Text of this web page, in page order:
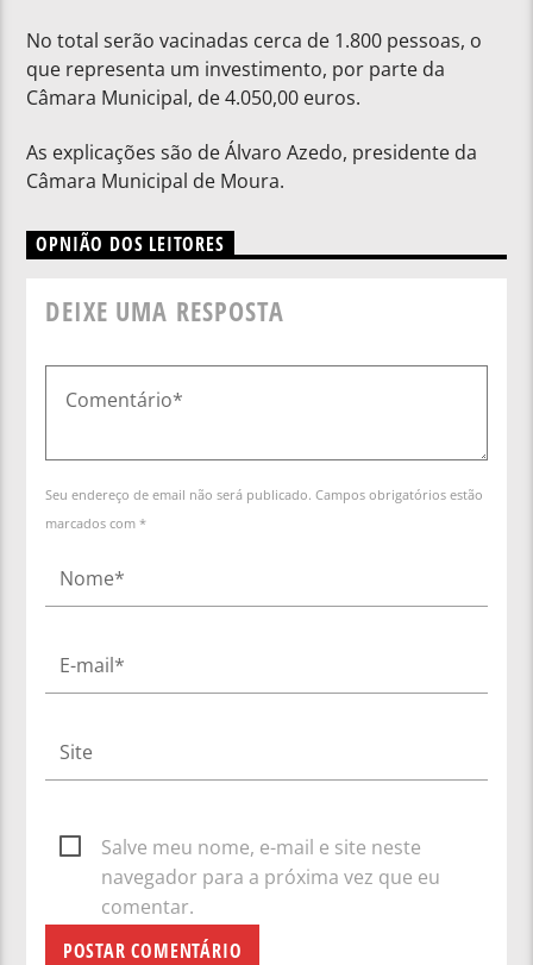
No total serão vacinadas cerca de 1.800 pessoas, o
que representa um investimento, por parte da
Câmara Municipal, de 4.050,00 euros.
As explicações são de Álvaro Azedo, presidente da
Câmara Municipal de Moura.
OPNIÃO DOS LEITORES
DEIXE UMA RESPOSTA
Seu endereço de email não será publicado. Campos obrigatórios estão
marcados com *
Salve meu nome, e-mail e site neste
navegador para a próxima vez que eu
comentar.